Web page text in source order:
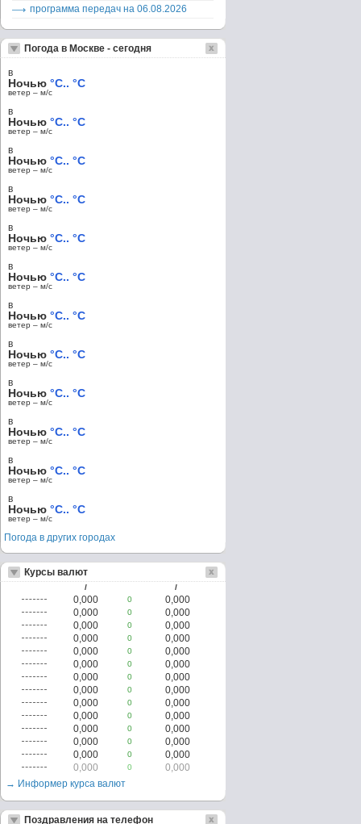
программа передач на 06.08.2026
Погода в Москве - сегодня
в
Ночью °C.. °C
ветер – м/c
в
Ночью °C.. °C
ветер – м/c
в
Ночью °C.. °C
ветер – м/c
в
Ночью °C.. °C
ветер – м/c
в
Ночью °C.. °C
ветер – м/c
в
Ночью °C.. °C
ветер – м/c
в
Ночью °C.. °C
ветер – м/c
в
Ночью °C.. °C
ветер – м/c
в
Ночью °C.. °C
ветер – м/c
в
Ночью °C.. °C
ветер – м/c
в
Ночью °C.. °C
ветер – м/c
в
Ночью °C.. °C
ветер – м/c
Погода в других городах
Курсы валют
/ /
0,000 0
0,000
0,000
0
0,000
0,000
0
0,000
0,000
0
0,000
0,000
0
0,000
0,000
0
0,000
0,000
0
0,000
0,000
0
0,000
0,000
0
0,000
0,000
0
0,000
0,000
0
0,000
0,000
0
0,000
0,000
0
0,000
0,000
0
0,000
→ Информер курса валют
Поздравления на телефон